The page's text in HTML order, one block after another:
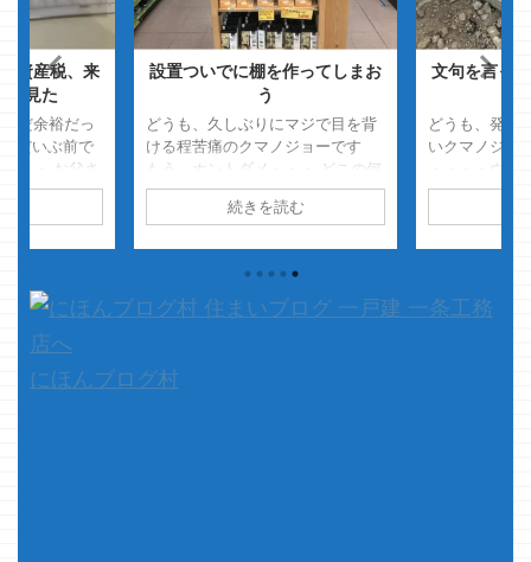
資産税、来
て見た
だ余裕だっ
だいぶ前で
・・ お父さ
、子供にお
！ あの企
す 固定資
もう支払い終
それとも分
設置ついでに棚を作ってしまお
う
どうも、久しぶりにマジで目を背
ける程苦痛のクマノジョーです
もう、ホントダメ・・・ どこの何
でどんな好成績やら高評価を得て
るのかは知らないし知る気にもな
ジ、久々に本気で流してくれるな
と思うCM・・・ ライフネット生
完全に無理でした・・・ あ、別
件ですけどＤポイントの美波ちゃ
続きを読む
文句を言っ
どうも、発汗
いクマノジョ
・・・・ウソ
汗はよくかく
は・・・・
にほんブログ村